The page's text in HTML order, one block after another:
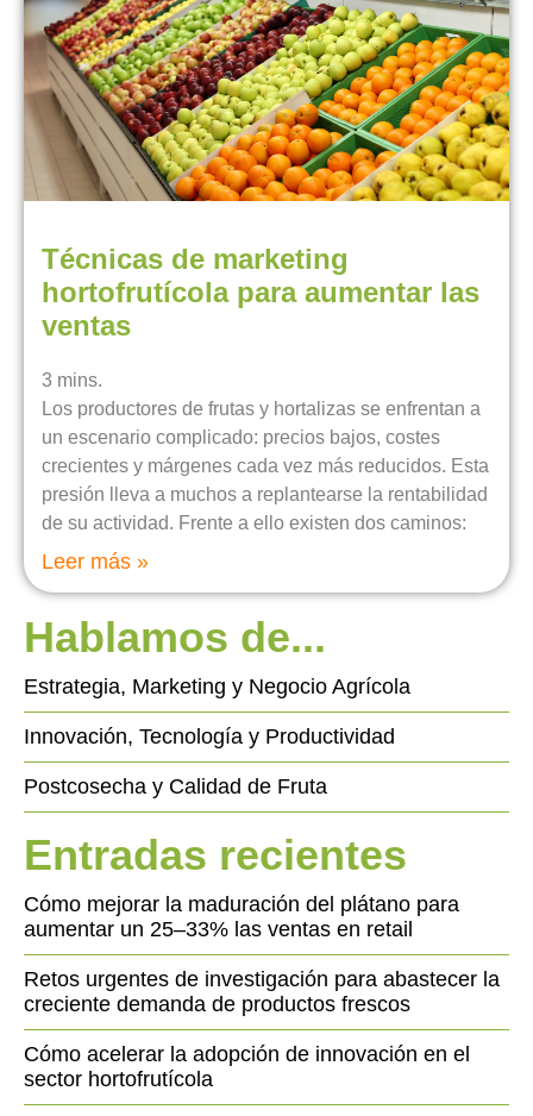
Técnicas de marketing
hortofrutícola para aumentar las
ventas
3 mins.
Los productores de frutas y hortalizas se enfrentan a
un escenario complicado: precios bajos, costes
crecientes y márgenes cada vez más reducidos. Esta
presión lleva a muchos a replantearse la rentabilidad
de su actividad. Frente a ello existen dos caminos:
Leer más »
Hablamos de...
Estrategia, Marketing y Negocio Agrícola
Innovación, Tecnología y Productividad
Postcosecha y Calidad de Fruta
Entradas recientes
Cómo mejorar la maduración del plátano para
aumentar un 25–33% las ventas en retail
Retos urgentes de investigación para abastecer la
creciente demanda de productos frescos
Cómo acelerar la adopción de innovación en el
sector hortofrutícola